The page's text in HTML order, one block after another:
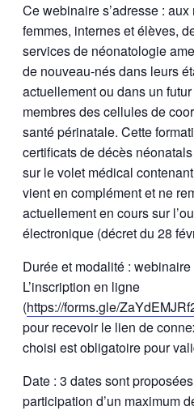
Ce webinaire s’adresse :
femmes, internes et élèves,
services de néonatologie
de nouveau-nés dans leurs
actuellement ou dans un
membres des cellules de
santé périnatale. Cette
certificats de décès
sur le volet médical
vient en complément et ne
actuellement en cours sur
électronique (décret du 28
Durée et modalité : webinaire
L’inscription en ligne
(https://forms.gle/
pour recevoir le lien de
choisi est obligatoire pour
Date : 3 dates sont
participation d’un maximum